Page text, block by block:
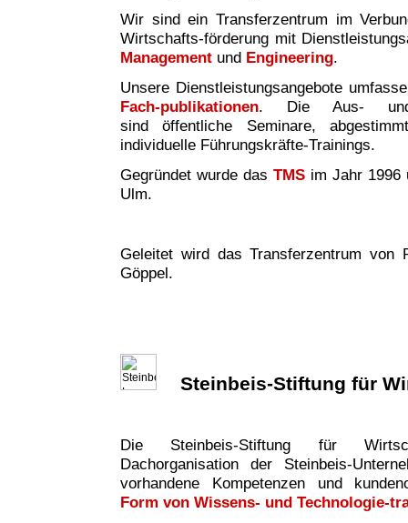
Wir sind ein Transferzentrum im
Wirtschafts-förderung mit
Management und Engineering.
Unsere Dienstleistungsangebote
Fach-publikationen. Die Aus- und
sindöffentliche Seminare,
individuelle Führungskräfte-Trainings.
Gegründet wurde das TMS im Jahr
Ulm.
Geleitet wird das Transferzentrum von
Göppel.
Steinbeis-Stiftung für
Die Steinbeis-Stiftung für
Dachorganisation der Steinbeis-
vorhandene Kompetenzen und
Form von Wissens- und Technologie-